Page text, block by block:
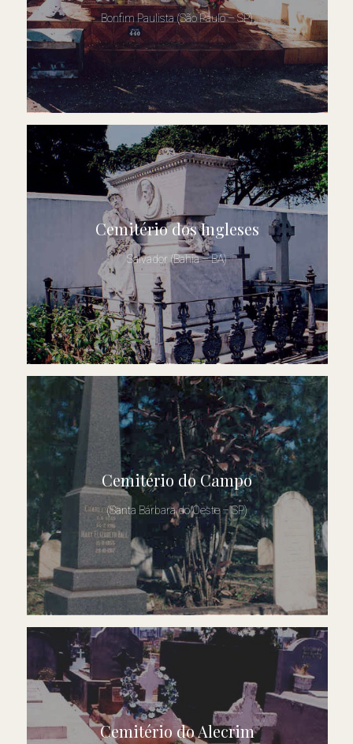
Bonfim Paulista (São Paulo – SP)
Cemitério dos Ingleses
Salvador (Bahia – BA)
Cemitério do Campo
(Santa Bárbara do Oeste – SP)
Cemitério do Alecrim